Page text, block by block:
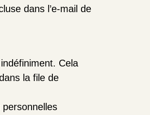
dans l’e-mail de
Cela
la file de